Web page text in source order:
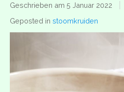
Geschrieben am 5 Januar 2022
Geposted in stoomkruiden